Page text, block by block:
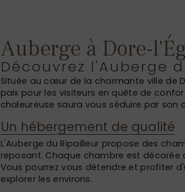
Auberge à Dore-
Découvrez l'Auberge
Située au cœur de la charmante ville de
paix pour les visiteurs en quête de
chaleureuse saura vous séduire par
Un hébergement de qualité
L'Auberge du Ripailleur propose des
reposant. Chaque chambre est
Vous pourrez vous détendre et profiter
explorer les environs.